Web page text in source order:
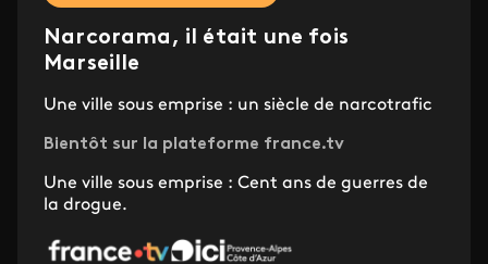
Narcorama, il était une fois
Marseille
Une ville sous emprise : un siècle de narcotrafic
Bientôt sur la plateforme france.tv
Une ville sous emprise : Cent ans de guerres de
la drogue.